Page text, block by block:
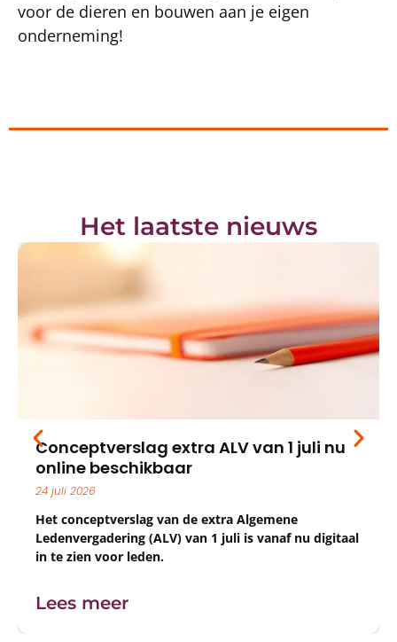
voor de dieren en bouwen aan je eigen
onderneming!
Het laatste nieuws
extra ALV van 1 juli nu
van de extra Algemene
van 1 juli is vanaf nu digitaal
Als trimmer staat
natuurlijk altijd op